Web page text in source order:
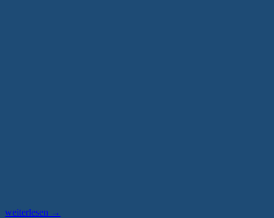
„„Water
weiterlesen →